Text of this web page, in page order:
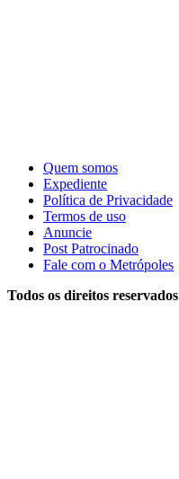
Quem somos
Expediente
Política de Privacidade
Termos de uso
Anuncie
Post Patrocinado
Fale com o Metrópoles
Todos os direitos reservados